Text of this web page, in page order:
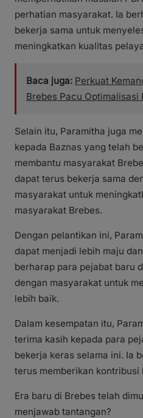
perhatian masyarakat. Ia
bekerja sama untuk
meningkatkan kualitas
Baca juga: Perkuat
Brebes Pacu Optimalisasi
Selain itu, Paramitha juga
kepada Baznas yang telah
membantu masyarakat
dapat terus bekerja sama
masyarakat untuk
masyarakat Brebes.
Dengan pelantikan ini,
dapat menjadi lebih maju
berharap para pejabat baru
dengan masyarakat untuk
lebih baik.
Dalam kesempatan itu,
terima kasih kepada para
bekerja keras selama ini. Ia
terus memberikan kontribusi
Era baru di Brebes telah
menjawab tantangan?